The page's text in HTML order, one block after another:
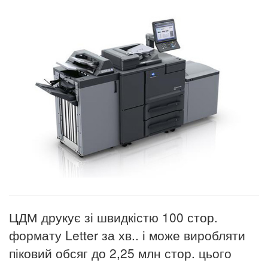
ЦДМ друкує зі швидкістю 100 стор.
формату Letter за хв.. і може виробляти
піковий обсяг до 2,25 млн стор. цього